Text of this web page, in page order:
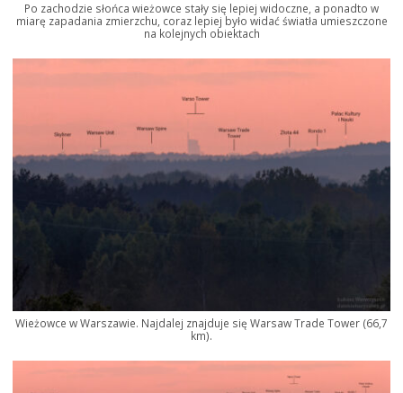
Po zachodzie słońca wieżowce stały się lepiej widoczne, a ponadto w
miarę zapadania zmierzchu, coraz lepiej było widać światła umieszczone
na kolejnych obiektach
Wieżowce w Warszawie. Najdalej znajduje się Warsaw Trade Tower (66,7
km).